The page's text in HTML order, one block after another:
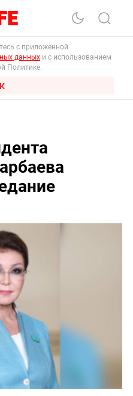
с приложенной
данных и с использованием
Политике.